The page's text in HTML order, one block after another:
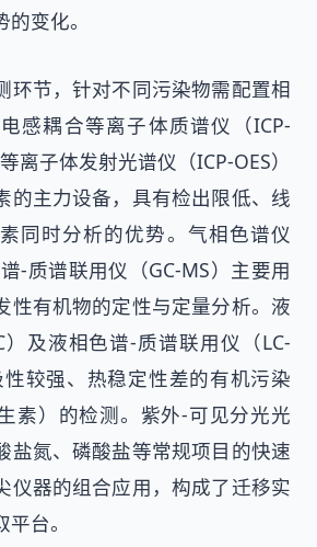
变化。
环节，针对不同污染物需配置相
感耦合等离子体质谱仪（ICP-
离子体发射光谱仪（ICP-OES）
的主力设备，具有检出限低、线
同时分析的优势。气相色谱仪
谱-质谱联用仪（GC-MS）主要用
性有机物的定性与定量分析。液
）及液相色谱-质谱联用仪（LC-
较强、热稳定性差的有机污染
素）的检测。紫外-可见分光光
盐氮、磷酸盐等常规项目的快速
仪器的组合应用，构成了迁移实
台。